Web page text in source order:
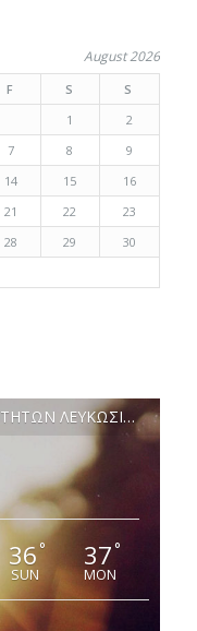
August 2026
F S
S
1
2
7 8
9
14 15
16
21 22
23
28 29
30
ΕΝΩΣΗ ΚΑΤΕΧΟΜΕΝΩΝ ΚΟΙΝΟΤΗΤΩΝ ΛΕΥΚΩΣΙΑΣ
36 °
SUN
37°
MON